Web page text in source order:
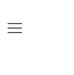
content